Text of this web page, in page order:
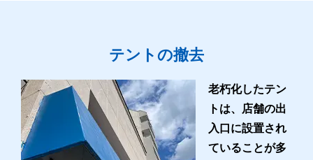
テントの撤去
老朽化したテン
トは、店舗の出
入口に設置され
ていることが多